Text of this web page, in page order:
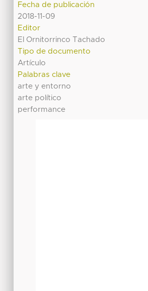
Fecha de publicación
2018-11-09
Editor
El Ornitorrinco Tachado
Tipo de documento
Artículo
Palabras clave
arte y entorno
arte político
performance